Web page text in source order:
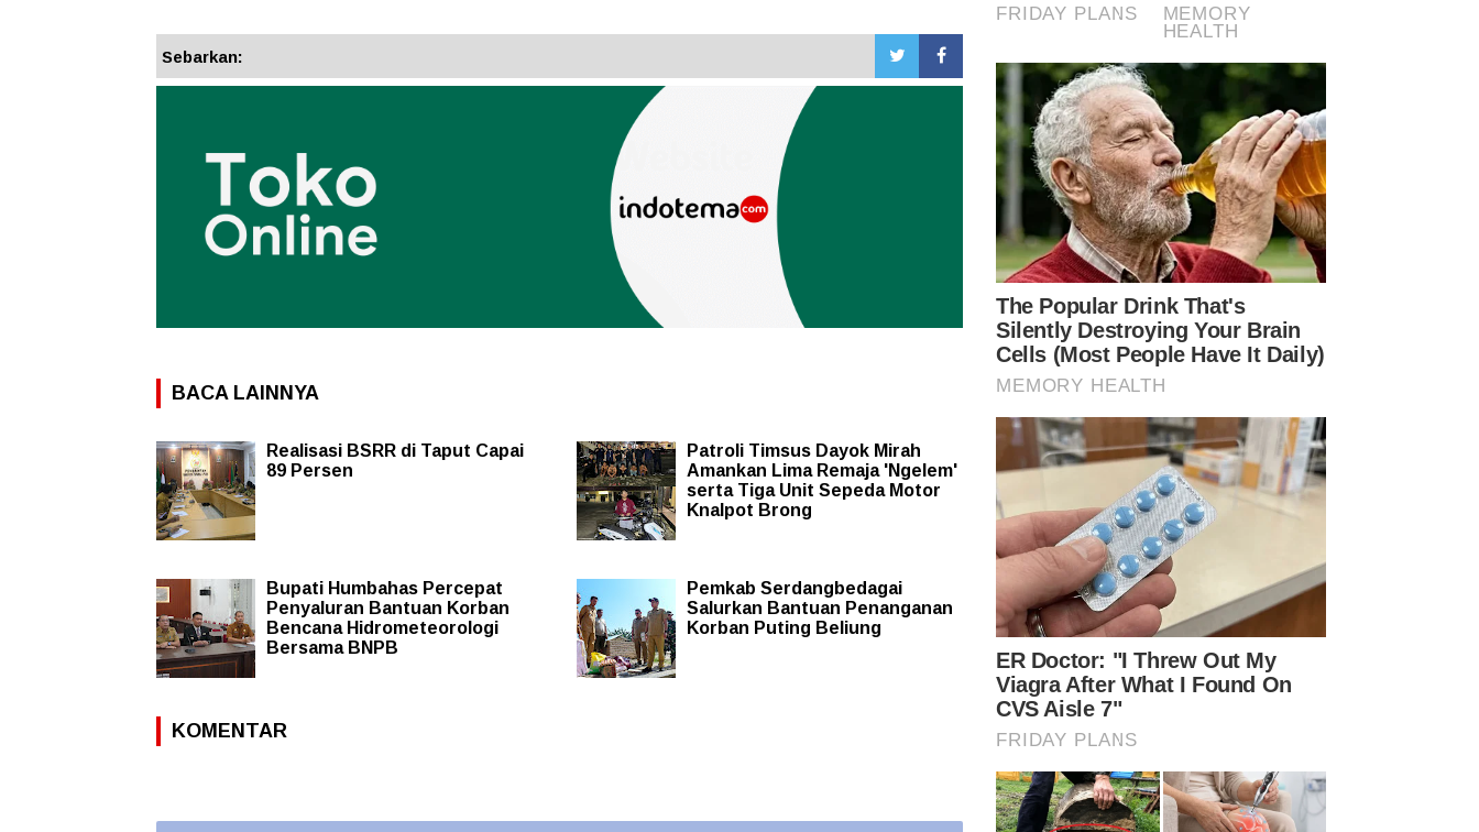
Sebarkan:
BACA LAINNYA
Realisasi BSRR di Taput Capai
89 Persen
Patroli Timsus Dayok Mirah
Amankan Lima Remaja 'Ngelem'
serta Tiga Unit Sepeda Motor
Knalpot Brong
Bupati Humbahas Percepat
Penyaluran Bantuan Korban
Bencana Hidrometeorologi
Bersama BNPB
Pemkab Serdangbedagai
Salurkan Bantuan Penanganan
Korban Puting Beliung
KOMENTAR